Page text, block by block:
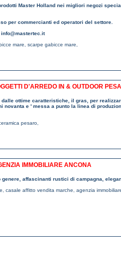
Master Holland nei migliori negozi
per commercianti ed operatori del settore.
mare scarpe gabicce mare
D'ARREDO IN & OUTDOOR
ottime caratteristiche, il gras, per
e ' messa a punto la linea di
pesaro
IMMOBILIARE ANCONA
affascinanti rustici di campagna,
casale affitto vendita marche agenzia